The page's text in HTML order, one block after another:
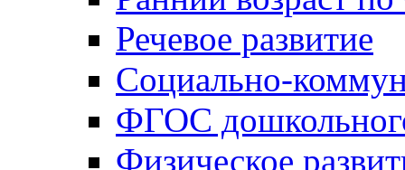
Речевое развитие
Социально-
ФГОС
Физическое